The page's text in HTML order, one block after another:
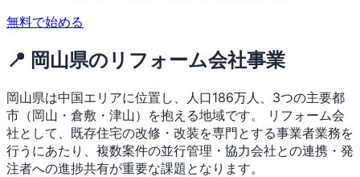
無料で始める
📍 岡山県のリフォーム会社事業
岡山県は中国エリアに位置し、人口186万人、3つの主要都
市（岡山・倉敷・津山）を抱える地域です。
リフォーム会
社として、既存住宅の改修・改装を専門とする事業者業務を
行うにあたり、複数案件の並行管理・協力会社との連携・発
注者への進捗共有が重要な課題となります。